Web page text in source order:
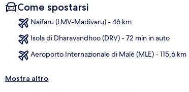
Come spostarsi
Naifaru (LMV-Madivaru) - 46 km
Isola di Dharavandhoo (DRV) - 72 min in auto
Aeroporto Internazionale di Malé (MLE) - 115,6 km
Mostra altro